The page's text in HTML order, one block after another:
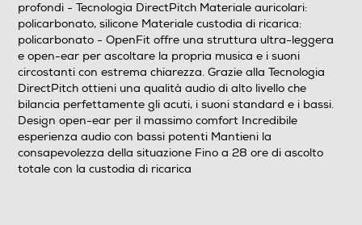
Microfono incorporato
Posizione regolazione volume
Sugli auricolari
Pieghevole
profondi - Tecnologia DirectPitch Materiale auricolari:
policarbonato, silicone Materiale custodia di ricarica:
policarbonato - OpenFit offre una struttura ultra-leggera
e open-ear per ascoltare la propria musica e i suoni
circostanti con estrema chiarezza. Grazie alla Tecnologia
DirectPitch ottieni una qualità audio di alto livello che
bilancia perfettamente gli acuti, i suoni standard e i bassi.
Design open-ear per il massimo comfort Incredibile
esperienza audio con bassi potenti Mantieni la
consapevolezza della situazione Fino a 28 ore di ascolto
totale con la custodia di ricarica